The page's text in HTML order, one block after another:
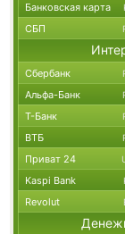
Банковская карта
СБП
Сбербанк
Альфа-Банк
Т-Банк
ВТБ
Приват 24
Kaspi Bank
Revolut